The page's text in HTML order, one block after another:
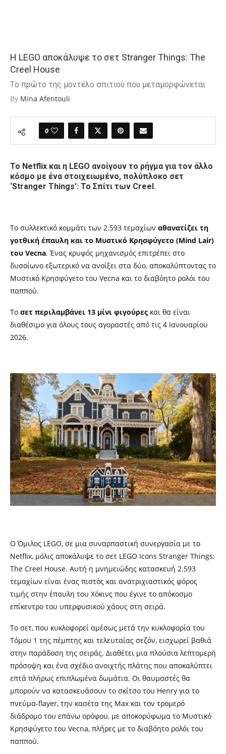
Η LEGO αποκάλυψε το σετ Stranger Things: The
Creel House
Tο πρώτο της μοντέλο σπιτιού που μεταμορφώνεται
By Mina Afentouli
0
Το Netflix και η LEGO ανοίγουν το ρήγμα για τον άλλο
κόσμο με ένα στοιχειωμένο, πολύπλοκο σετ
‘Stranger Things’: Το Σπίτι των Creel.
Το συλλεκτικό κομμάτι των 2.593 τεμαχίων αθανατίζει τη
γοτθική έπαυλη και το Μυστικό Κρησφύγετο (Mind Lair)
του Vecna. Ένας κρυφός μηχανισμός επιτρέπει στο
δυσοίωνο εξωτερικό να ανοίξει στα δύο, αποκαλύπτοντας το
Μυστικό Κρησφύγετο του Vecna και το διαβόητο ρολόι του
παππού.
Το σετ περιλαμβάνει 13 μίνι φιγούρες και θα είναι
διαθέσιμο για όλους τους αγοραστές από τις 4 Ιανουαρίου
2026.
Ο Όμιλος LEGO, σε μια συναρπαστική συνεργασία με το
Netflix, μόλις αποκάλυψε το σετ LEGO Icons Stranger Things:
The Creel House. Αυτή η μνημειώδης κατασκευή 2.593
τεμαχίων είναι ένας πιστός και ανατριχιαστικός φόρος
τιμής στην έπαυλη του Χόκινς που έγινε το απόκοσμο
επίκεντρο του υπερφυσικού χάους στη σειρά.
Το σετ, που κυκλοφορεί αμέσως μετά την κυκλοφορία του
Τόμου 1 της πέμπτης και τελευταίας σεζόν, εισχωρεί βαθιά
στην παράδοση της σειράς. Διαθέτει μια πλούσια λεπτομερή
πρόσοψη και ένα σχέδιο ανοιχτής πλάτης που αποκαλύπτει
επτά πλήρως επιπλωμένα δωμάτια. Οι θαυμαστές θα
μπορούν να κατασκευάσουν το σκίτσο του Henry για το
πνεύμα-flayer, την κασέτα της Max και τον τρομερό
διάδρομο του επάνω ορόφου, με αποκορύφωμα το Μυστικό
Κρησφύγετο του Vecna, πλήρες με το διαβόητο ρολόι του
παππού.